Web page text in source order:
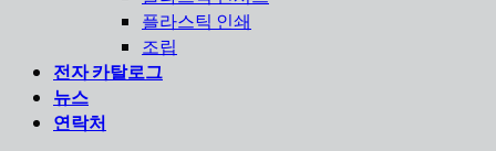
플라스틱 인쇄
조립
전자 카탈로그
뉴스
연락처